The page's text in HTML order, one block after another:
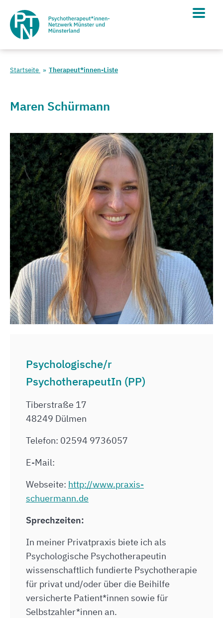
Startseite Therapeut*innen-Liste
Maren Schürmann
Psychologische/r
PsychotherapeutIn (PP)
Tiberstraße 17
48249 Dülmen
Telefon: 02594 9736057
E-Mail:
Webseite: http://www.praxis-
schuermann.de
Sprechzeiten:
In meiner Privatpraxis biete ich als
Psychologische Psychotherapeutin
wissenschaftlich fundierte Psychotherapie
für privat und/oder über die Beihilfe
versicherte Patient*innen sowie für
Selbstzahler*innen an.